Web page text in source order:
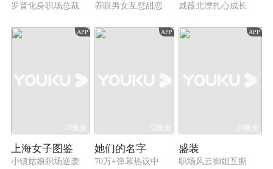
罗晋化身职场总裁 养眼男女互怼甜恋 戚薇北漂扎心成长
APP
20集全
上海女子图鉴
小镇姑娘职场逆袭
APP
32集全
她们的名字
70万+弹幕热议中
APP
29集全
盛装
职场风云御姐互撕